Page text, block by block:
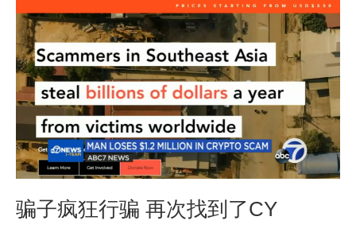
骗子疯狂行骗 再次找到了CY